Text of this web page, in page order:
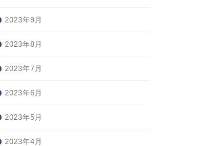
2023年9月
2023年8月
2023年7月
2023年6月
2023年5月
2023年4月